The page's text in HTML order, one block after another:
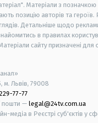
Матеріали з позначкою
позицію авторів та героїв.
Детальніше щодо
в правилах
сайту призначені для
м. Львів, 79008
77-77
пошти — legal@24tv.com.ua
медіа в Реєстрі суб'єктів у